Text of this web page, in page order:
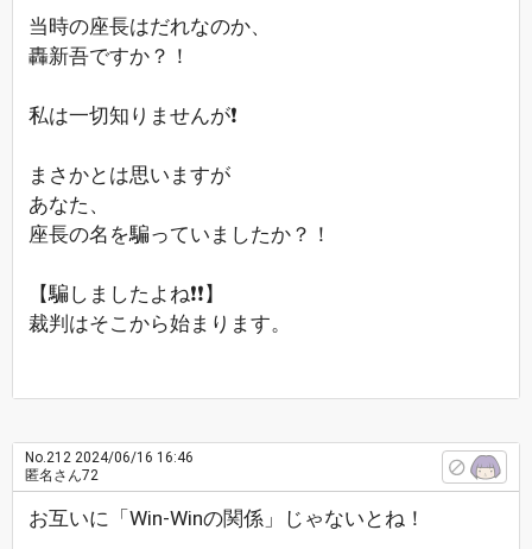
当時の座長はだれなのか、
轟新吾ですか？！
私は一切知りませんが❗
まさかとは思いますが
あなた、
座長の名を騙っていましたか？！
【騙しましたよね❗❗】
裁判はそこから始まります。
No.212 2024/06/16 16:46
匿名さん72
お互いに「Win-Winの関係」じゃないとね！